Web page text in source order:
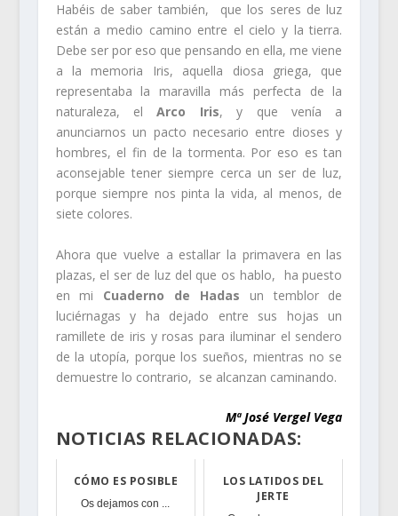
Habéis de saber también, que los seres de luz
están a medio camino entre el cielo y la tierra.
Debe ser por eso que pensando en ella, me viene
a la memoria Iris, aquella diosa griega, que
representaba la maravilla más perfecta de la
naturaleza, elArco Iris, y que venía a
anunciarnos un pacto necesario entre dioses y
hombres, el fin de la tormenta. Por eso es tan
aconsejable tener siempre cerca un ser de luz,
porque siempre nos pinta la vida, al menos, de
siete colores.
Ahora que vuelve a estallar la primavera en las
plazas, el ser de luz del que os hablo, ha puesto
en mi Cuaderno de Hadas un temblor de
luciérnagas y ha dejado entre sus hojas un
ramillete de iris y rosas para iluminar el sendero
de la utopía, porque los sueños, mientras no se
demuestre lo contrario, se alcanzan caminando.
Mª José Vergel Vega
NOTICIAS RELACIONADAS:
CÓMO ES POSIBLE
Os dejamos con ...
LOS LATIDOS DEL
JERTE